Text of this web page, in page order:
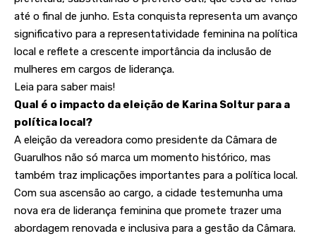
até o final de junho. Esta conquista representa um avanço
significativo para a representatividade feminina na política
local e reflete a crescente importância da inclusão de
mulheres em cargos de liderança.
Leia para saber mais!
Qual é o impacto da eleição de Karina Soltur para a
política local?
A eleição da vereadora como presidente da Câmara de
Guarulhos não só marca um momento histórico, mas
também traz implicações importantes para a política local.
Com sua ascensão ao cargo, a cidade testemunha uma
nova era de liderança feminina que promete trazer uma
abordagem renovada e inclusiva para a gestão da Câmara.